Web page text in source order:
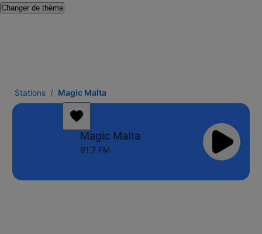
Changer de thème
Stations Magic Malta
Magic Malta
91.7 FM